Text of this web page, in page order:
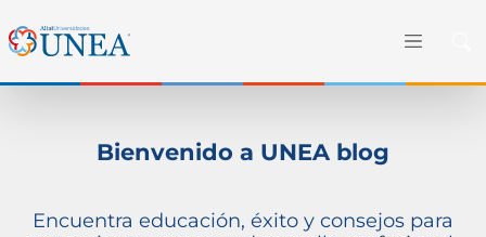
Bienvenido a UNEA blog
Encuentra educación, éxito y consejos para